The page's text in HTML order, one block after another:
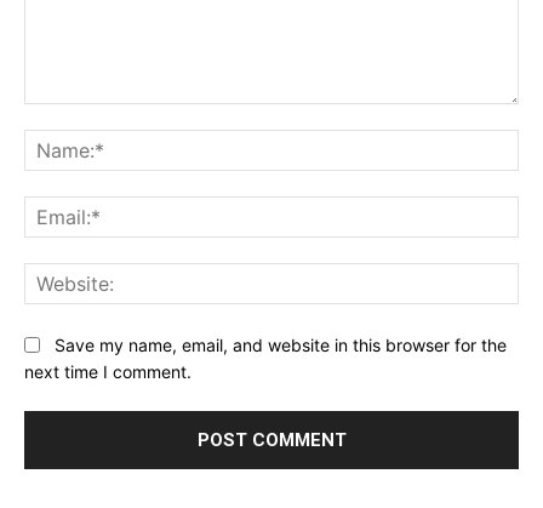
Save my name, email, and website in this browser for the
next time I comment.